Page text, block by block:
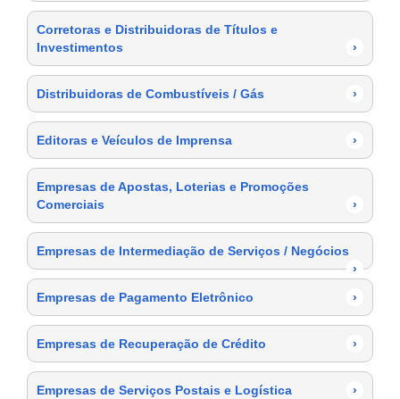
Corretoras e Distribuidoras de Títulos e
Investimentos
›
Distribuidoras de Combustíveis / Gás ›
Editoras e Veículos de Imprensa ›
Empresas de Apostas, Loterias e Promoções
Comerciais
›
Empresas de Intermediação de Serviços / Negócios
›
Empresas de Pagamento Eletrônico
›
Empresas de Recuperação de Crédito ›
Empresas de Serviços Postais e Logística ›